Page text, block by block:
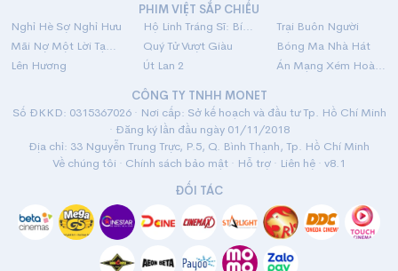
PHIM VIỆT SẮP CHIẾU
Nghỉ Hè Sợ Nghỉ Hưu
Hộ Linh Tráng Sĩ: Bí Ẩn Mộ Vua Đinh
Trại Buôn Người
Mãi Nợ Một Lời Tạm Biệt
Quý Tử Vượt Giàu
Bóng Ma Nhà Hát
Lên Hương
Út Lan 2
Án Mạng Xém Hoàn Hảo
CÔNG TY TNHH MONET
Số ĐKKD: 0315367026 · Nơi cấp: Sở kế hoạch và đầu tư Tp. Hồ Chí Minh
· Đăng ký lần đầu ngày 01/11/2018
Địa chỉ: 33 Nguyễn Trung Trực, P.5, Q. Bình Thạnh, Tp. Hồ Chí Minh
Về chúng tôi · Chính sách bảo mật · Hỗ trợ · Liên hệ · v8.1
ĐỐI TÁC